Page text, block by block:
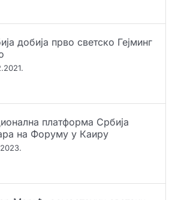
добија прво светско Гејминг
платформа Србија
на Форуму у Каиру